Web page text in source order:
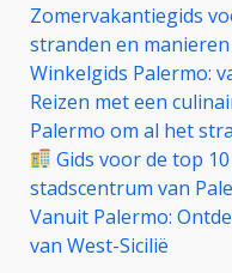
Zomervakantiegids
stranden en
Winkelgids Palermo:
Reizen met een
Palermo om al het
Gids voor de top
stadscentrum van
Vanuit Palermo:
van West-Sicilië